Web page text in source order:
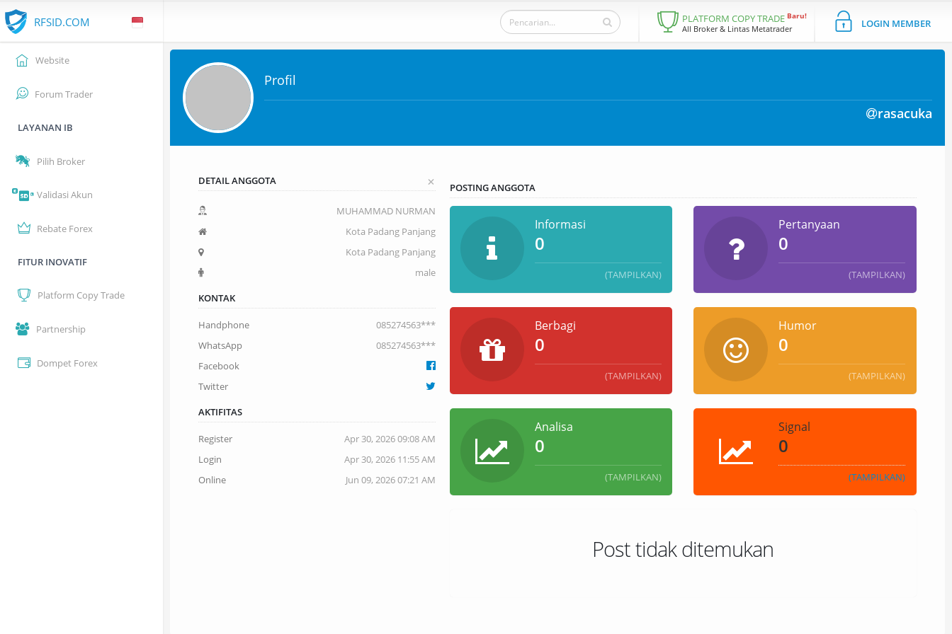
PLATFORM COPY TRADE Baru!
All Broker & Lintas Metatrader LOGIN MEMBER
RFSID.COM
Website
Forum Trader
LAYANAN IB
Pilih Broker
Validasi Akun
Rebate Forex
FITUR INOVATIF
Platform Copy Trade
Partnership
Dompet Forex
Profil
rasacuka
DETAIL ANGGOTA +
MUHAMMAD NURMAN
Kota Padang Panjang
Kota Padang Panjang
male
KONTAK
Handphone
085274563***
WhatsApp
085274563***
Facebook
Twitter
AKTIFITAS
Register
Apr 30, 2026 09:08 AM
Login
Apr 30, 2026 11:55 AM
Online
Jun 09, 2026 07:21 AM
POSTING ANGGOTA
Informasi
0
(TAMPILKAN)
Pertanyaan
0
(TAMPILKAN)
Berbagi
0
(TAMPILKAN)
Humor
0
(TAMPILKAN)
Analisa
0
(TAMPILKAN)
Signal
0
(TAMPILKAN)
Post tidak ditemukan